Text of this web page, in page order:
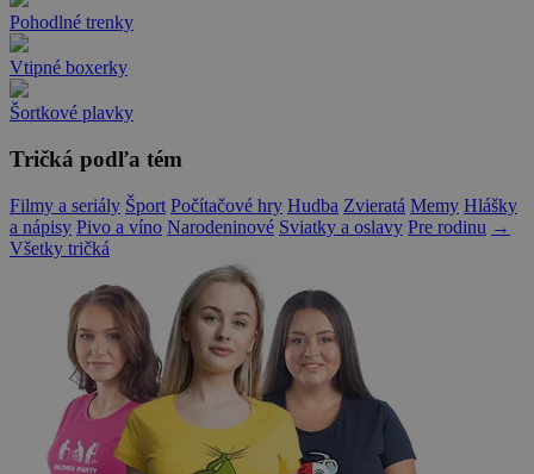
Pohodlné trenky
Vtipné boxerky
Šortkové plavky
Tričká podľa tém
Filmy a seriály Šport Počítačové hry Hudba Zvieratá Memy Hlášky
a nápisy Pivo a víno Narodeninové Sviatky a oslavy Pre rodinu →
Všetky tričká